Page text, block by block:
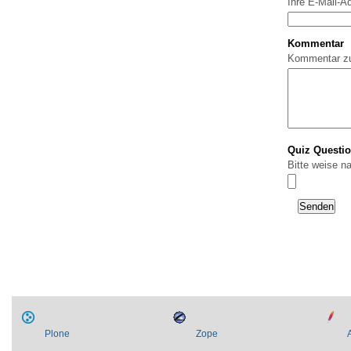
Kommentar
Kommentar
Quiz
Bitte weise
Plone Zope